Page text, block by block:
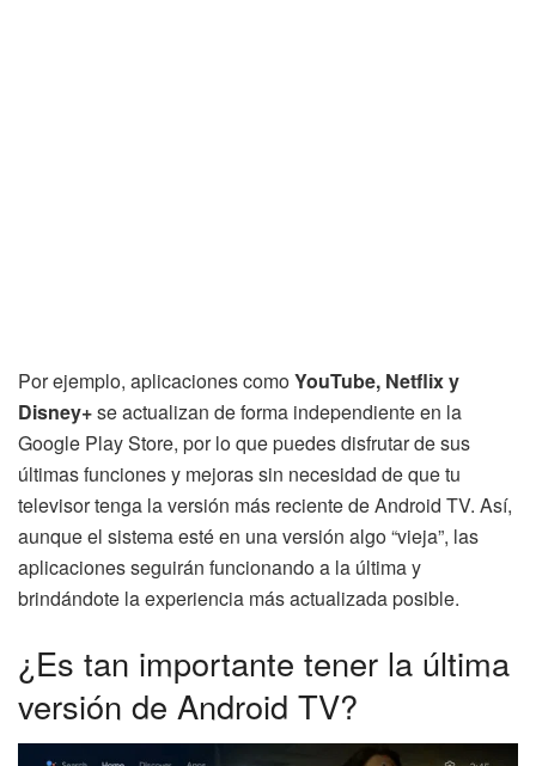
Por ejemplo, aplicaciones comoYouTube, Netflix y
Disney+se actualizan de forma independiente en la
Google Play Store, por lo que puedes disfrutar de sus
últimas funciones y mejoras sin necesidad de que tu
televisor tenga la versión más reciente de Android TV. Así,
aunque el sistema esté en una versión algo “vieja”, las
aplicaciones seguirán funcionando a la última y
brindándote la experiencia más actualizada posible.
¿Es tan importante tener la última
versión de Android TV?